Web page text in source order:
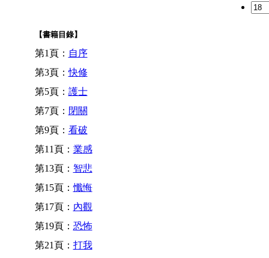
【書籍目錄】
第1頁： 自序
第3頁：快修
第5頁： 護士
第7頁： 閉關
第9頁： 看破
第11頁： 業感
第13頁： 智悲
第15頁：懺悔
第17頁： 內觀
第19頁： 恐怖
第21頁： 打我